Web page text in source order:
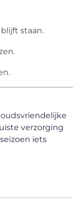
staan.
verzorging
iets